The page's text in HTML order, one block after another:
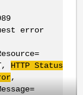
error
HTTP Status
,